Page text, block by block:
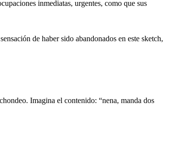
inmediatas, urgentes, como que sus
de haber sido abandonados en este sketch,
Imagina el contenido: “nena, manda dos